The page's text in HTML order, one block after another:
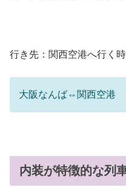
行き先：関西空港へ行く時
大阪なんば⇔関西空港
内装が特徴的な列